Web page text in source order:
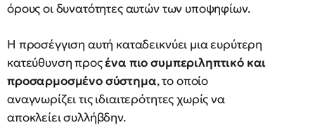
όρους οι δυνατότητες αυτών των υποψηφίων.
Η προσέγγιση αυτή καταδεικνύει μια ευρύτερη
κατεύθυνση προςένα πιο συμπεριληπτικό και
προσαρμοσμένο σύστημα, το οποίο
αναγνωρίζει τις ιδιαιτερότητες χωρίς να
αποκλείει συλλήβδην.